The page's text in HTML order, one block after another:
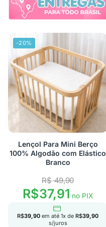
-20%
Lençol Para Mini Berço
100% Algodão com Elástico
Branco
R$49,90
R$37,91 no PIX
R$39,90 em até 1x de R$39,90
s/juros